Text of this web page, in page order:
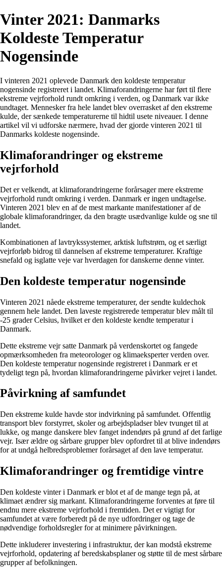
Vinter 2021: Danmarks
Koldeste Temperatur
Nogensinde
I vinteren 2021 oplevede Danmark den koldeste temperatur
nogensinde registreret i landet. Klimaforandringerne har ført til flere
ekstreme vejrforhold rundt omkring i verden, og Danmark var ikke
undtaget. Mennesker fra hele landet blev overrasket af den ekstreme
kulde, der sænkede temperaturerne til hidtil usete niveauer. I denne
artikel vil vi udforske nærmere, hvad der gjorde vinteren 2021 til
Danmarks koldeste nogensinde.
Klimaforandringer og ekstreme
vejrforhold
Det er velkendt, at klimaforandringerne forårsager mere ekstreme
vejrforhold rundt omkring i verden. Danmark er ingen undtagelse.
Vinteren 2021 blev en af de mest markante manifestationer af de
globale klimaforandringer, da den bragte usædvanlige kulde og sne til
landet.
Kombinationen af lavtrykssystemer, arktisk luftstrøm, og et særligt
vejrforløb bidrog til dannelsen af ekstreme temperaturer. Kraftige
snefald og isglatte veje var hverdagen for danskerne denne vinter.
Den koldeste temperatur nogensinde
Vinteren 2021 nåede ekstreme temperaturer, der sendte kuldechok
gennem hele landet. Den laveste registrerede temperatur blev målt til
-25 grader Celsius, hvilket er den koldeste kendte temperatur i
Danmark.
Dette ekstreme vejr satte Danmark på verdenskortet og fangede
opmærksomheden fra meteorologer og klimaeksperter verden over.
Den koldeste temperatur nogensinde registreret i Danmark er et
tydeligt tegn på, hvordan klimaforandringerne påvirker vejret i landet.
Påvirkning af samfundet
Den ekstreme kulde havde stor indvirkning på samfundet. Offentlig
transport blev forstyrret, skoler og arbejdspladser blev tvunget til at
lukke, og mange danskere blev fanget indendørs på grund af det farlige
vejr. Især ældre og sårbare grupper blev opfordret til at blive indendørs
for at undgå helbredsproblemer forårsaget af den lave temperatur.
Klimaforandringer og fremtidige vintre
Den koldeste vinter i Danmark er blot et af de mange tegn på, at
klimaet ændrer sig markant. Klimaforandringerne forventes at føre til
endnu mere ekstreme vejrforhold i fremtiden. Det er vigtigt for
samfundet at være forberedt på de nye udfordringer og tage de
nødvendige forholdsregler for at minimere påvirkningen.
Dette inkluderer investering i infrastruktur, der kan modstå ekstreme
vejrforhold, opdatering af beredskabsplaner og støtte til de mest sårbare
grupper af befolkningen.